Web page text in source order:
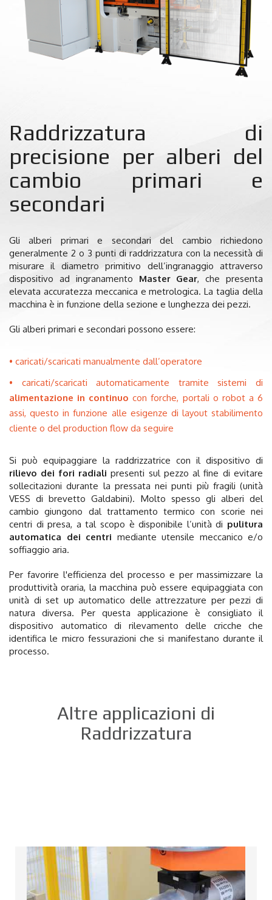
Raddrizzatura di
precisione per alberi del
cambio primari e
secondari
Gli alberi primari e secondari del cambio richiedono
generalmente 2 o 3 punti di raddrizzatura con la necessità di
misurare il diametro primitivo dell’ingranaggio attraverso
dispositivo ad ingranamento Master Gear, che presenta
elevata accuratezza meccanica e metrologica.La taglia della
macchina è in funzione della sezione e lunghezza dei pezzi.
Gli alberi primari e secondari possono essere:
caricati/scaricati manualmente dall’operatore
caricati/scaricati automaticamente tramite sistemi di
alimentazione in continuo con forche, portali o robot a 6
assi, questo in funzione alle esigenze di layout stabilimento
cliente o del production flow da seguire
Si può equipaggiare la raddrizzatrice con il dispositivo di
rilievo dei fori radiali presenti sul pezzo al fine di evitare
sollecitazioni durante la pressata nei punti più fragili (unità
VESS di brevetto Galdabini). Molto spesso gli alberi del
cambio giungono dal trattamento termico con scorie nei
centri di presa, a tal scopo è disponibile l’unità di pulitura
automatica dei centri mediante utensile meccanico e/o
soffiaggio aria.
Per favorire l'efficienza del processo e per massimizzare la
produttività oraria, la macchina può essere equipaggiata con
unità di set up automatico delle attrezzature per pezzi di
natura diversa. Per questa applicazione è consigliato il
dispositivo automatico di rilevamento delle cricche che
identifica le micro fessurazioni che si manifestano durante il
processo.
Altre applicazioni di
Raddrizzatura